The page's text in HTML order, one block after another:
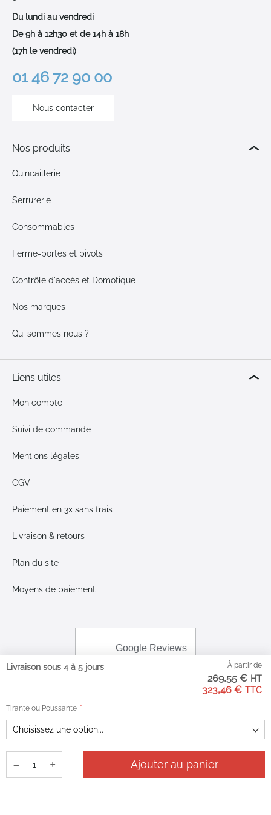
À partir de
323,46 €
269,55 €
Livraison sous 4 à 5 jours
Tirante ou Poussante
- + Ajouter au panier
Du lundi au vendredi
De 9h à 12h30 et de 14h à 18h
(17h le vendredi)
01 46 72 90 00
Nous contacter
Nos produits
Quincaillerie
Serrurerie
Consommables
Ferme-portes et pivots
Contrôle d'accès et Domotique
Nos marques
Qui sommes nous ?
Liens utiles
Mon compte
Suivi de commande
Mentions légales
CGV
Paiement en 3x sans frais
Livraison & retours
Plan du site
Moyens de paiement
Google Reviews